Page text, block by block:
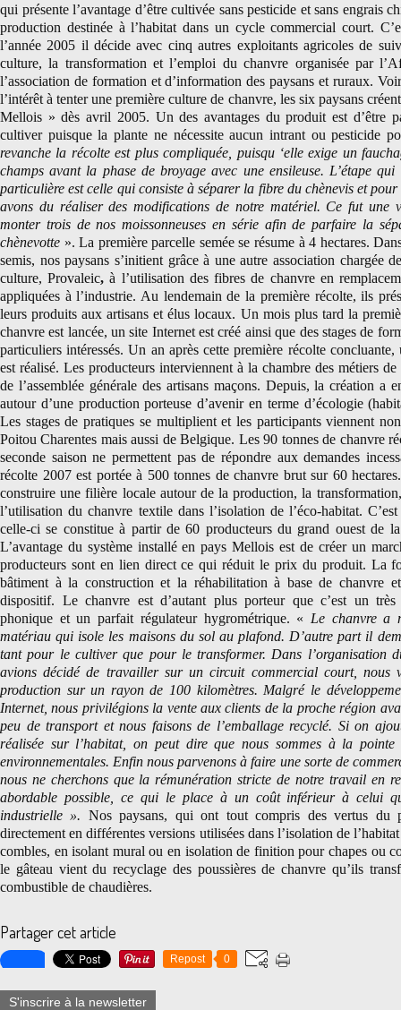
qui présente l’avantage d’être cultivée sans pesticide et sans engrais
production destinée à l’habitat dans un cycle commercial court.
l’année 2005 il décide avec cinq autres exploitants agricoles de
culture, la transformation et l’emploi du chanvre organisée par
l’association de formation et d’information des paysans et ruraux.
l’intérêt à tenter une première culture de chanvre, les six paysans
Mellois » dès avril 2005. Un des avantages du produit est d’être
cultiver puisque la plante ne nécessite aucun intrant ou pesticide
revanche la récolte est plus compliquée, puisqu ‘elle exige un
champs avant la phase de broyage avec une ensileuse. L’étape qui
particulière est celle qui consiste à séparer la fibre du chènevis et
avons du réaliser des modifications de notre matériel. Ce fut une
monter trois de nos moissonneuses en série afin de parfaire la
chènevotte ». La première parcelle semée se résume à 4 hectares.
semis, nos paysans s’initient grâce à une autre association chargée
culture, Provaleic, à l’utilisation des fibres de chanvre en
appliquées à l’industrie. Au lendemain de la première récolte, ils
leurs produits aux artisans et élus locaux. Un mois plus tard la
chanvre est lancée, un site Internet est créé ainsi que des stages de
particuliers intéressés. Un an après cette première récolte concluante,
est réalisé. Les producteurs interviennent à la chambre des métiers
de l’assemblée générale des artisans maçons. Depuis, la création a
autour d’une production porteuse d’avenir en terme d’écologie
Les stages de pratiques se multiplient et les participants viennent
Poitou Charentes mais aussi de Belgique. Les 90 tonnes de chanvre
seconde saison ne permettent pas de répondre aux demandes
récolte 2007 est portée à 500 tonnes de chanvre brut sur 60
construire une filière locale autour de la production, la
l’utilisation du chanvre textile dans l’isolation de l’éco-habitat.
celle-ci se constitue à partir de 60 producteurs du grand ouest de
L’avantage du système installé en pays Mellois est de créer un
producteurs sont en lien direct ce qui réduit le prix du produit. La
bâtiment à la construction et la réhabilitation à base de chanvre
dispositif. Le chanvre est d’autant plus porteur que c’est un
phonique et un parfait régulateur hygrométrique. « Le chanvre a
matériau qui isole les maisons du sol au plafond. D’autre part il
tant pour le cultiver que pour le transformer. Dans l’organisation
avions décidé de travailler sur un circuit commercial court, nous
production sur un rayon de 100 kilomètres. Malgré le
Internet, nous privilégions la vente aux clients de la proche région
peu de transport et nous faisons de l’emballage recyclé. Si on
réalisée sur l’habitat, on peut dire que nous sommes à la pointe
environnementales. Enfin nous parvenons à faire une sorte de
nous ne cherchons que la rémunération stricte de notre travail en
abordable possible, ce qui le place à un coût inférieur à celui
industrielle ». Nos paysans, qui ont tout compris des vertus du
directement en différentes versions utilisées dans l’isolation de
combles, en isolant mural ou en isolation de finition pour chapes ou
le gâteau vient du recyclage des poussières de chanvre qu’ils
combustible de chaudières.
Partager cet article
Repost 0
S'inscrire à la newsletter